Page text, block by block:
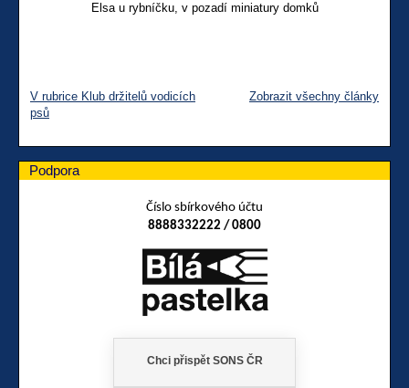
Elsa u rybníčku, v pozadí miniatury domků
V rubrice Klub držitelů vodicích
psů
Zobrazit všechny články
Podpora
Číslo sbírkového účtu
8888332222 / 0800